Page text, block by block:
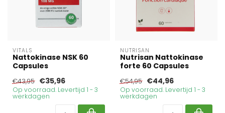
VITALS
Nattokinase NSK 60
Capsules
€43,95 €35,96
Op voorraad. Levertijd 1 - 3
werkdagen
NUTRISAN
Nutrisan Nattokinase
forte 60 Capsules
€54,95 €44,96
Op voorraad. Levertijd 1 - 3
werkdagen